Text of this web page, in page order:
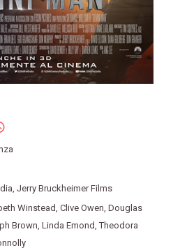
Jerry Bruckheimer Films
Winstead Clive Owen Douglas
Brown Linda Emond ,Theodora